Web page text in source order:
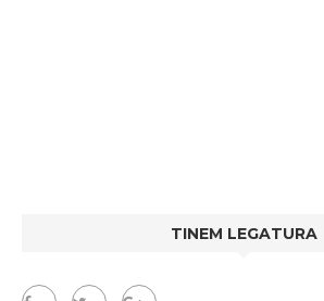
TINEM LEGATURA